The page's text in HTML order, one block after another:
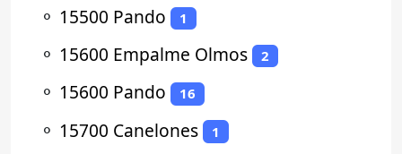
⚬ 15500 Pando 1
⚬ 15600 Empalme Olmos 2
⚬ 15600 Pando 16
⚬ 15700 Canelones 1